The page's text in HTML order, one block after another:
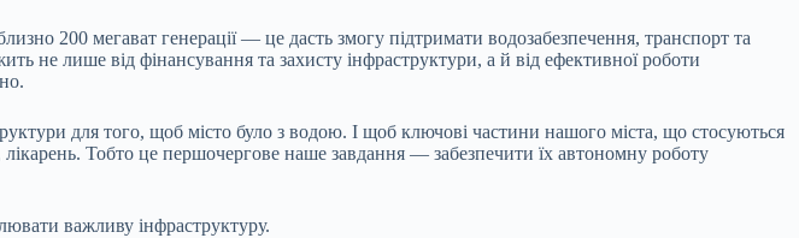
200 мегават генерації — це дасть змогу підтримати водозабезпечення, транспорт та
не лише від фінансування та захисту інфраструктури, а й від ефективної роботи
для того, щоб місто було з водою. І щоб ключові частини нашого міста, що стосуються
лікарень. Тобто це першочергове наше завдання — забезпечити їх автономну роботу
важливу інфраструктуру.